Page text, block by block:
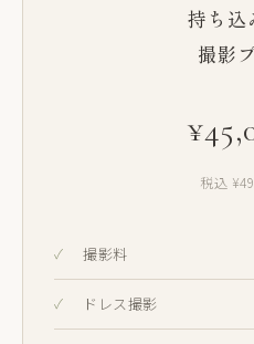
持ち込
撮影
税込
撮影料
ドレス撮影